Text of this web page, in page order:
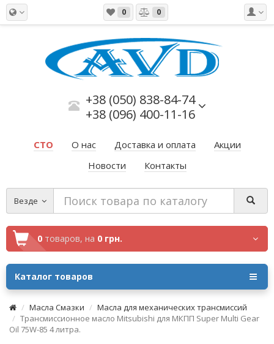
0 0
+38 (050) 838-84-74
+38 (096) 400-11-16
СТО О нас Доставка и оплата
Акции
Новости
Контакты
Везде
0 товаров, на 0 грн.
Каталог товаров
Масла Смазки
Масла для механических трансмиссий
Трансмиссионное масло Mitsubishi для МКПП Super Multi Gear
Oil 75W-85 4 литра.